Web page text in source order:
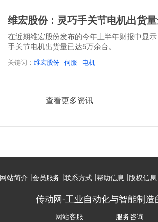
维宏股份：灵巧手关节电机出货
在近期维宏股份发布的今年上半年财报中显
手关节电机出货量已达5万余台。
关键词： 维宏股份 伺服 电机
查看更多资讯
网站简介 |会员服务 |联系方式 |帮助信息 |版权信息
传动网-工业自动化与智能制造
网站客服 服务咨询